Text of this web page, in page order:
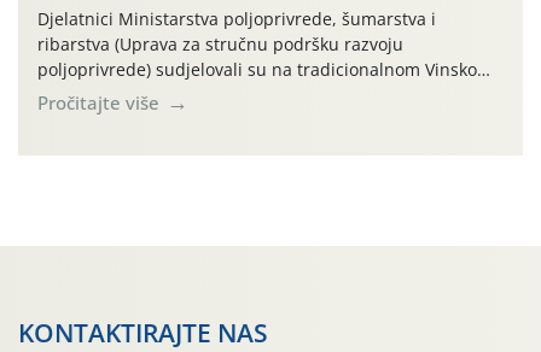
Djelatnici Ministarstva poljoprivrede, šumarstva i
ribarstva (Uprava za stručnu podršku razvoju
poljoprivrede) sudjelovali su na tradicionalnom Vinskom
forumu, održanom 24.07.2026. godine u Domu vinarske
tradicije u Putnikovićima na poluotoku Pelješcu, u
Pročitajte više
KONTAKTIRAJTE NAS